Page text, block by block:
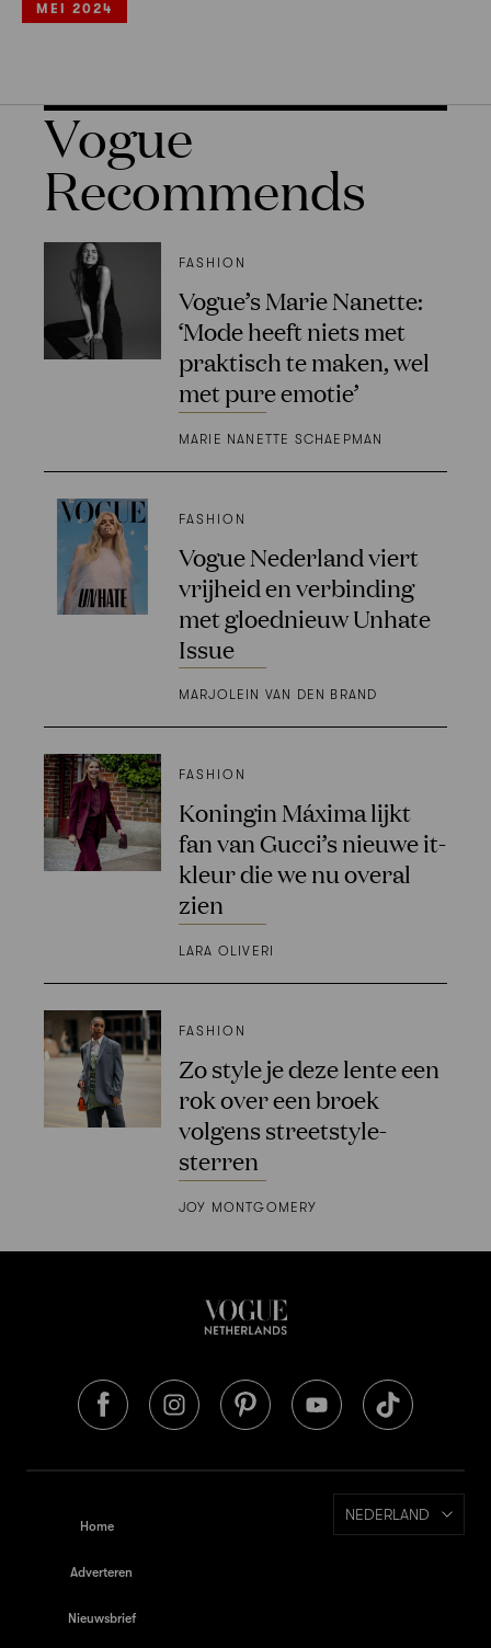
MEI 2024
Vogue
Recommends
FASHION
Vogue’s Marie Nanette:
‘Mode heeft niets met
praktisch te maken, wel
met pure emotie’
MARIE NANETTE SCHAEPMAN
FASHION
Vogue Nederland viert
vrijheid en verbinding
met gloednieuw Unhate
Issue
MARJOLEIN VAN DEN BRAND
FASHION
Koningin Máxima lijkt
fan van Gucci’s nieuwe it-
kleur die we nu overal
zien
LARA OLIVERI
FASHION
Zo style je deze lente een
rok over een broek
volgens streetstyle-
sterren
JOY MONTGOMERY
Home
Adverteren
Nieuwsbrief
NEDERLAND